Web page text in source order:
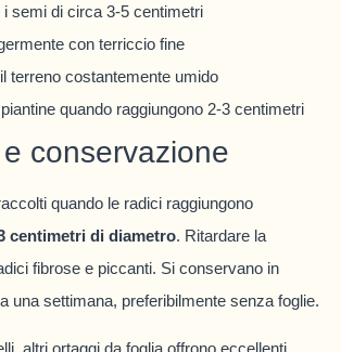
i semi di circa 3-5 centimetri
con terriccio fine
terreno costantemente umido
quando raggiungono 2-3 centimetri
conservazione
quando le radici raggiungono
centimetri di diametro. Ritardare la
fibrose e piccanti. Si conservano in
una settimana, preferibilmente senza foglie.